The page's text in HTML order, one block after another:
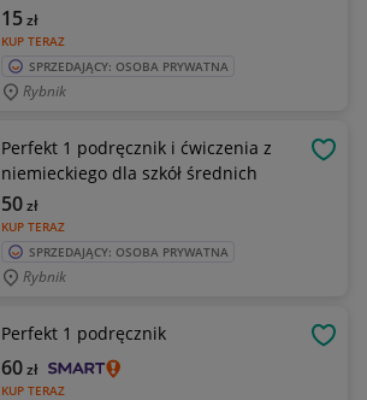
KUP TERAZ
15zł
SPRZEDAJĄCY: OSOBA PRYWATNA
Rybnik
Perfekt 1 podręcznik i ćwiczenia z
niemieckiego dla szkół średnich
KUP TERAZ
50zł
SPRZEDAJĄCY: OSOBA PRYWATNA
Rybnik
Perfekt 1 podręcznik
KUP TERAZ
60zł